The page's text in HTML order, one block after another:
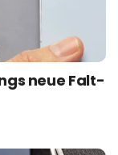
neue Falt-